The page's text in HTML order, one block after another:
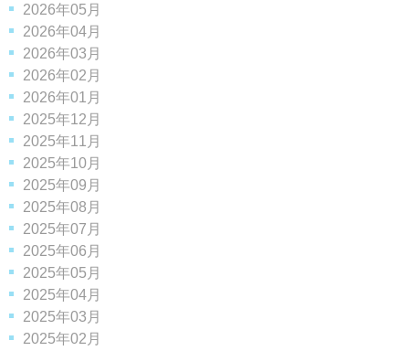
2026年05月
2026年04月
2026年03月
2026年02月
2026年01月
2025年12月
2025年11月
2025年10月
2025年09月
2025年08月
2025年07月
2025年06月
2025年05月
2025年04月
2025年03月
2025年02月